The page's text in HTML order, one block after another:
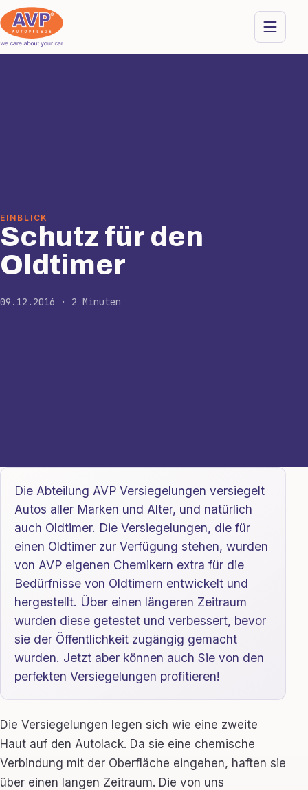
EINBLICK
Schutz für den
Oldtimer
09.12.2016 · 2 Minuten
Die Abteilung AVP Versiegelungen versiegelt
Autos aller Marken und Alter, und natürlich
auch Oldtimer. Die Versiegelungen, die für
einen Oldtimer zur Verfügung stehen, wurden
von AVP eigenen Chemikern extra für die
Bedürfnisse von Oldtimern entwickelt und
hergestellt. Über einen längeren Zeitraum
wurden diese getestet und verbessert, bevor
sie der Öffentlichkeit zugängig gemacht
wurden. Jetzt aber können auch Sie von den
perfekten Versiegelungen profitieren!
Die Versiegelungen legen sich wie eine zweite
Haut auf den Autolack. Da sie eine chemische
Verbindung mit der Oberfläche eingehen, haften sie
über einen langen Zeitraum. Die von uns